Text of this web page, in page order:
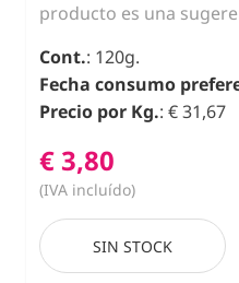
producto es una
Cont.: 120g.
Fecha consumo
Precio por Kg.: € 31,67
€ 3,80
(IVA incluído)
SIN STOCK